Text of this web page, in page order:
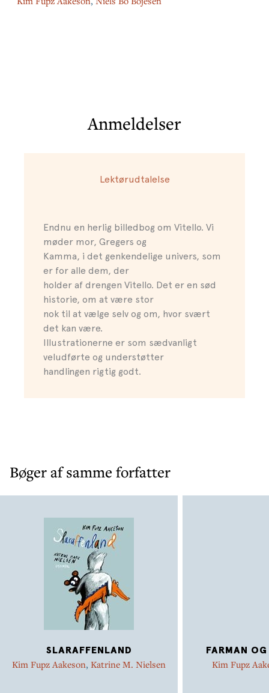
Anmeldelser
Lektørudtalelse
Endnu en herlig billedbog om Vitello. Vi
møder mor, Gregers og
Kamma, i det genkendelige univers, som
er for alle dem, der
holder af drengen Vitello. Det er en sød
historie, om at være stor
nok til at vælge selv og om, hvor svært
det kan være.
Illustrationerne er som sædvanligt
veludførte og understøtter
handlingen rigtig godt.
Bøger af samme forfatter
SLARAFFENLAND
Kim Fupz Aakeson, Katrine M. Nielsen
FARMAN
Kim Fupz